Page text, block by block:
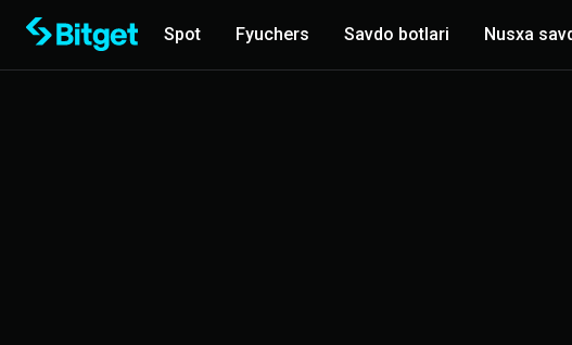
Spot Fyuchers Savdo botlari Nusxa